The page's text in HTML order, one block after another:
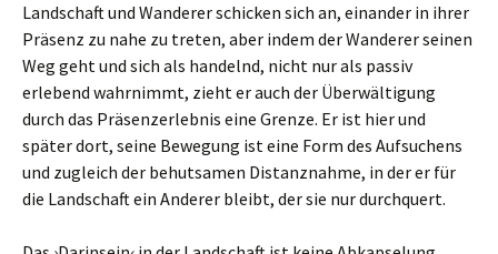
Landschaft und Wanderer schicken sich an, einander in ihrer
Präsenz zu nahe zu treten, aber indem der Wanderer seinen
Weg geht und sich als handelnd, nicht nur als passiv
erlebend wahrnimmt, zieht er auch der Überwältigung
durch das Präsenzerlebnis eine Grenze. Er ist hier und
später dort, seine Bewegung ist eine Form des Aufsuchens
und zugleich der behutsamen Distanznahme, in der er für
die Landschaft ein Anderer bleibt, der sie nur durchquert.